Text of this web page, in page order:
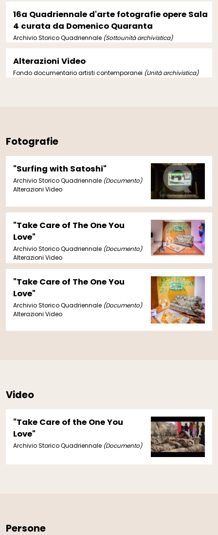
16a Quadriennale d'arte fotografie opere Sala
4 curata da Domenico Quaranta
Archivio Storico Quadriennale (Sottounità archivistica)
Alterazioni Video
Fondo documentario artisti contemporanei (Unità archivistica)
Fotografie
"Surfing with Satoshi"
Archivio Storico Quadriennale (Documento)
Alterazioni Video
"Take Care of The One You
Love"
Archivio Storico Quadriennale (Documento)
Alterazioni Video
"Take Care of The One You
Love"
Archivio Storico Quadriennale (Documento)
Alterazioni Video
Video
"Take Care of the One You
Love"
Archivio Storico Quadriennale (Documento)
Persone